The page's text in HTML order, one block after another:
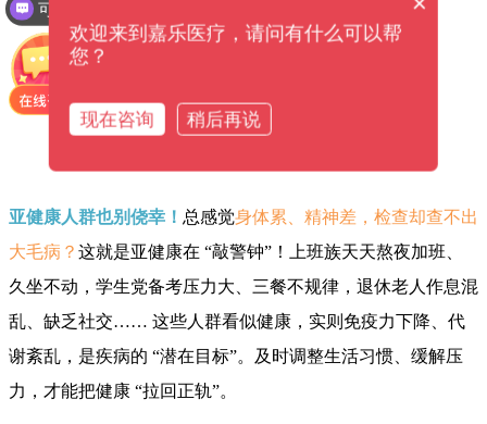
亚健康人群也别侥幸！ 总感觉身体累、精神差，检查却查不出
大毛病？ 这就是亚健康在 “敲警钟”！上班族天天熬夜加班、
久坐不动，学生党备考压力大、三餐不规律，退休老人作息混
乱、缺乏社交…… 这些人群看似健康，实则免疫力下降、代
谢紊乱，是疾病的 “潜在目标”。及时调整生活习惯、缓解压
力，才能把健康 “拉回正轨”。
欢迎来到嘉乐医疗，请问有什么可以帮
您？
现在咨询 稍后再说